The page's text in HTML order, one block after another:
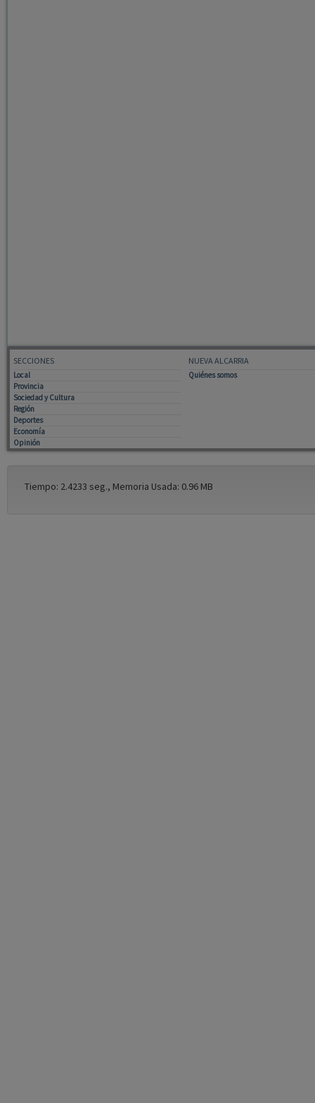
SECCIONES
Local
Provincia
Sociedad y Cultura
Región
Deportes
Economía
Opinión
NUEVA ALCARRIA
Quiénes somos
Tiempo: 2.4233 seg., Memoria Usada: 0.96 MB